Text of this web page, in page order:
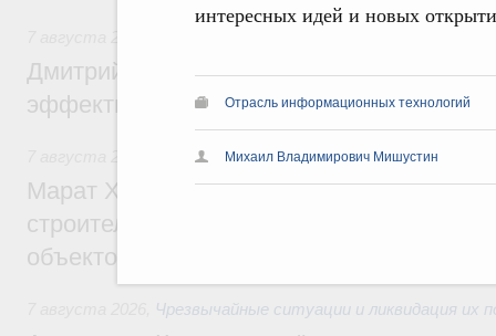
интересных идей и новых
Отрасль информационных технологий
Михаил Владимирович Мишустин
Дмитрий Патрушев: Синхронизация
эффективность поддержки сельских
Экономика городов. Городская среда
Марат Хуснуллин: «Единый заказчик»
строительство и реконструкцию более
объектов
Чрезвычайные ситуации и ликвидация их